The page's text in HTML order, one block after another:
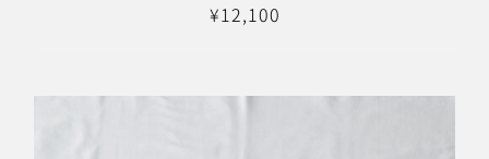
¥12,100